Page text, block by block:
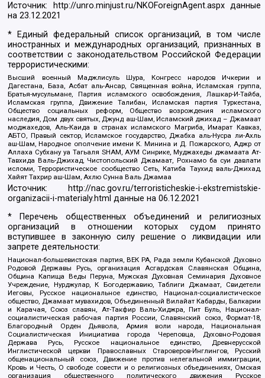
Источник: http://unro.minjust.ru/NKOForeignAgent.aspxданные
на23.12.2021
* Единый федеральный список организаций, в том числе
иностранных и международных организаций, признанных в
соответствии с законодательством Российской Федерации
террористическими:
Высший военный Маджлисуль Шура, Конгресс народов Ичкерии и
Дагестана, База, Асбат аль-Ансар, Священная война, Исламская группа,
Братья-мусульмане, Партия исламского освобождения, Лашкар-И-Тайба,
Исламская группа, Движение Талибан, Исламская партия Туркестана,
Общество социальных реформ, Общество возрождения исламского
наследия, Дом двух святых, Джунд аш-Шам, Исламский джихад – Джамаат
моджахедов, Аль-Каида в странах исламского Магриба, Имарат Кавказ,
АБТО, Правый сектор, Исламское государство, Джабха аль-Нусра ли-Ахль
аш-Шам, Народное ополчение имени К. Минина и Д. Пожарского, Аджр от
Аллаха Субхану уа Тагьаля SHAM, АУМ Синрике, Муджахеды джамаата Ат-
Тавхида Валь-Джихад, Чистопольский Джамаат, Рохнамо ба суи давлати
исломи, Террористическое сообщество Сеть, Катиба Таухид валь-Джихад,
Хайят Тахрир аш-Шам, Ахлю Сунна Валь Джамаа
Источник:
http://nac.gov.ru/terroristicheskie-i-ekstremistskie-
organizacii-i-materialy.html данные на06.12.2021
* Перечень общественных объединений и религиозных
организаций в отношении которых судом принято
вступившее в законную силу решение о ликвидации или
запрете деятельности:
Национал-большевистская партия, ВЕК РА, Рада земли Кубанской Духовно
Родовой Державы Русь, организация Асгардская Славянская Община,
Община Капища Веды Перуна, Мужская Духовная Семинария Духовное
Учреждение, Нурджулар, К Богодержавию, Таблиги Джамаат, Свидетели
Иеговы, Русское национальное единство, Национал-социалистическое
общество, Джамаат мувахидов, Объединенный Вилайат Кабарды, Балкарии
и Карачая, Союз славян, Ат-Такфир Валь-Хиджра, Пит Буль, Национал-
социалистическая рабочая партия России, Славянский союз, Формат-18,
Благородный Орден Дьявола, Армия воли народа, Национальная
Социалистическая Инициатива города Череповца, Духовно-Родовая
Держава Русь, Русское национальное единство, Древнерусской
Инглистической церкви Православных Староверов-Инглингов, Русский
общенациональный союз, Движение против нелегальной иммиграции,
Кровь и Честь, О свободе совести и о религиозных объединениях, Омская
организация общественного политического движения Русское